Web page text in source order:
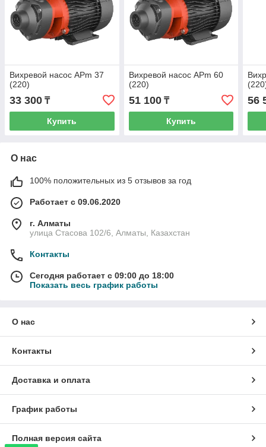
Вихревой насос APm 37
(220)
33 300 ₸
Купить
Вихревой насос APm 60
(220)
51 100₸
Купить
56
О нас
100% положительных из 5 отзывов за год
Работает с 09.06.2020
г. Алматы
улица Стасова 102/6, Алматы, Казахстан
Контакты
Сегодня работает с 09:00 до 18:00
Показать весь график работы
О нас
Контакты
Доставка и оплата
График работы
Полная версия сайта